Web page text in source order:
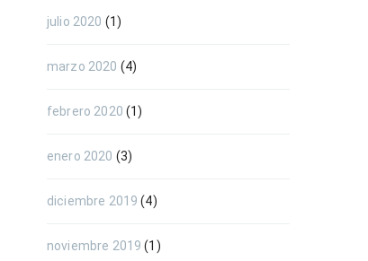
julio 2020 (1)
marzo 2020 (4)
febrero 2020 (1)
enero 2020 (3)
diciembre 2019 (4)
noviembre 2019 (1)